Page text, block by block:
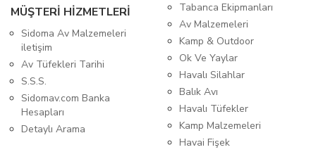
MÜŞTERİ HİZMETLERİ
Sidoma Av Malzemeleri
iletişim
Av Tüfekleri Tarihi
S.S.S.
Sidomav.com Banka
Hesapları
Detaylı Arama
Tabanca Ekipmanları
Av Malzemeleri
Kamp & Outdoor
Ok Ve Yaylar
Havalı Silahlar
Balık Avı
Havalı Tüfekler
Kamp Malzemeleri
Havai Fişek